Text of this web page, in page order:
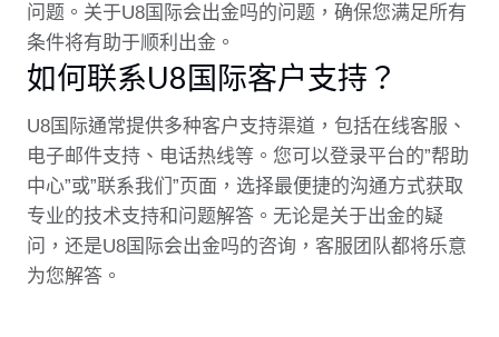
问题。关于U8国际会出金吗的问题，确保您满足所有
条件将有助于顺利出金。
如何联系U8国际客户支持？
U8国际通常提供多种客户支持渠道，包括在线客服、
电子邮件支持、电话热线等。您可以登录平台的”帮助
中心”或”联系我们”页面，选择最便捷的沟通方式获取
专业的技术支持和问题解答。无论是关于出金的疑
问，还是U8国际会出金吗的咨询，客服团队都将乐意
为您解答。